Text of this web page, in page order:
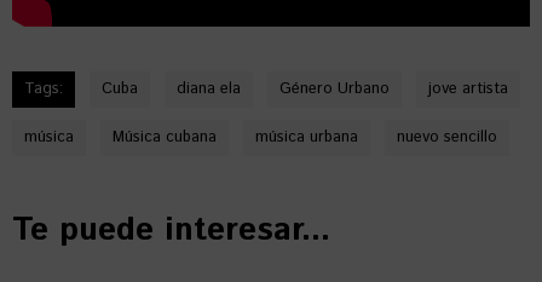
Tags: Cuba diana ela Género Urbano jove artista
música Música cubana música urbana nuevo sencillo
Te puede interesar...